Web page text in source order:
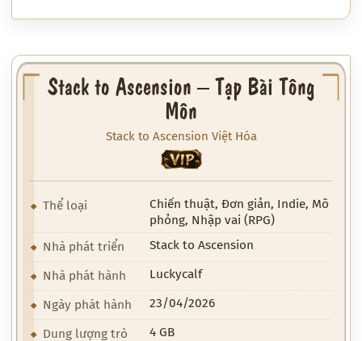
Stack to Ascension – Tạp Bài Tông
Môn
Stack to Ascension Việt Hóa
VIP
Thể loại
Chiến thuật, Đơn giản, Indie, Mô
phỏng, Nhập vai (RPG)
Nhà phát triển
Stack to Ascension
Nhà phát hành Luckycalf
Ngày phát hành 23/04/2026
Dung lượng trò
4 GB